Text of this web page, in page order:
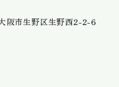
阪市生野区生野西2-2-6